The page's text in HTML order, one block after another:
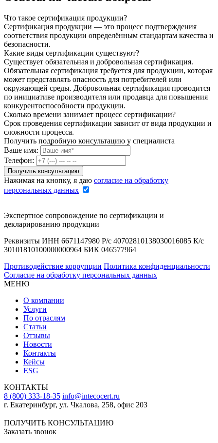
Что такое сертификация продукции?
Сертификация продукции — это процесс подтверждения
соответствия продукции определённым стандартам качества и
безопасности.
Какие виды сертификации существуют?
Существует обязательная и добровольная сертификация.
Обязательная сертификация требуется для продукции, которая
может представлять опасность для потребителей или
окружающей среды. Добровольная сертификация проводится
по инициативе производителя или продавца для повышения
конкурентоспособности продукции.
Сколько времени занимает процесс сертификации?
Срок проведения сертификации зависит от вида продукции и
сложности процесса.
Получить подробную консультацию у специалиста
Ваше имя:
Телефон:
Нажимая на кнопку, я даю согласие на обработку
персональных данных
Экспертное сопровождение по сертификации и
декларированию продукции
Реквизиты ИНН 6671147980 Р/с 40702810138030016085 К/с
30101810100000000964 БИК 046577964
Противодействие коррупции Политика конфиденциальности
Согласие на обработку персональных данных
МЕНЮ
О компании
Услуги
По отраслям
Статьи
Отзывы
Новости
Контакты
Кейсы
ESG
КОНТАКТЫ
8 (800) 333-18-35 info@intecocert.ru
г. Екатеринбург, ул. Чкалова, 258, офис 203
ПОЛУЧИТЬ КОНСУЛЬТАЦИЮ
Заказать звонок